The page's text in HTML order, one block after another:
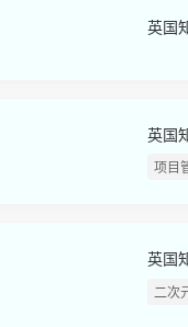
英国
英国
项目
英国
二次